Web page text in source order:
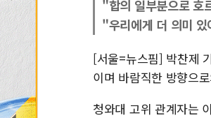
"합의 일부분으로 호
"우리에게 더 의미
[서울=뉴스핌] 박찬제
이며 바람직한 방향으
청와대 고위 관계자는